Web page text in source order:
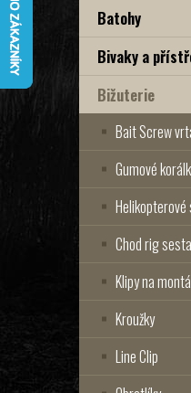
Batohy
Bivaky a
Bižuterie
Bait Screw
Gumové
Chod rig
Klipy na
Kroužky
Line Clip